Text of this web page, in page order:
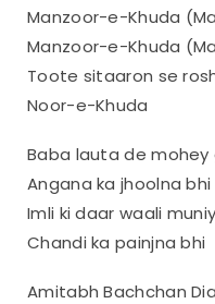
Manzoor-e-Khuda
Manzoor-e-Khuda
Toote sitaaron se
Noor-e-Khuda
Baba lauta de mohey
Angana ka jhoolna bhi
Imli ki daar waali
Chandi ka painjna bhi
Amitabh Bachchan